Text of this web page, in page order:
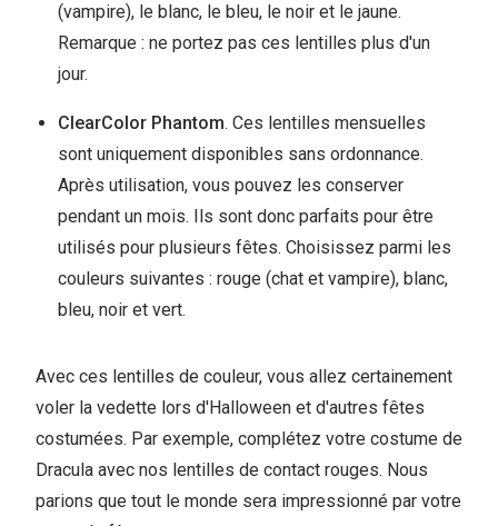
(vampire), le blanc, le bleu, le noir et le jaune.
Remarque : ne portez pas ces lentilles plus d'un
jour.
ClearColor Phantom. Ces lentilles mensuelles
sont uniquement disponibles sans ordonnance.
Après utilisation, vous pouvez les conserver
pendant un mois. Ils sont donc parfaits pour être
utilisés pour plusieurs fêtes. Choisissez parmi les
couleurs suivantes : rouge (chat et vampire), blanc,
bleu, noir et vert.
Avec ces lentilles de couleur, vous allez certainement
voler la vedette lors d'Halloween et d'autres fêtes
costumées. Par exemple, complétez votre costume de
Dracula avec nos lentilles de contact rouges. Nous
parions que tout le monde sera impressionné par votre